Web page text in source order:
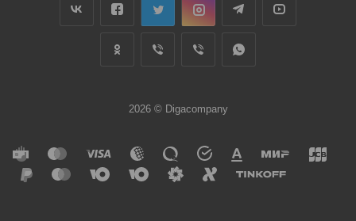
2026 © Digacompany